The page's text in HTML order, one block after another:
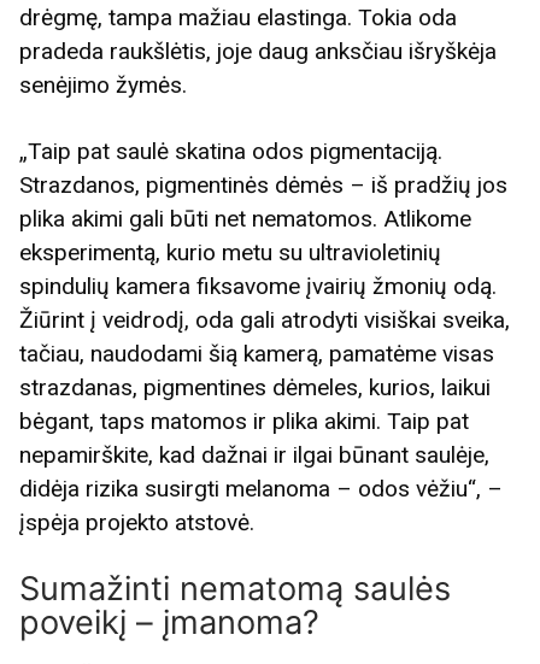
drėgmę, tampa mažiau elastinga. Tokia oda
pradeda raukšlėtis, joje daug anksčiau išryškėja
senėjimo žymės.
„Taip pat saulė skatina odos pigmentaciją.
Strazdanos, pigmentinės dėmės – iš pradžių jos
plika akimi gali būti net nematomos. Atlikome
eksperimentą, kurio metu su ultravioletinių
spindulių kamera fiksavome įvairių žmonių odą.
Žiūrint į veidrodį, oda gali atrodyti visiškai sveika,
tačiau, naudodami šią kamerą, pamatėme visas
strazdanas, pigmentines dėmeles, kurios, laikui
bėgant, taps matomos ir plika akimi. Taip pat
nepamirškite, kad dažnai ir ilgai būnant saulėje,
didėja rizika susirgti melanoma – odos vėžiu“, –
įspėja projekto atstovė.
Sumažinti nematomą saulės
poveikį – įmanoma?